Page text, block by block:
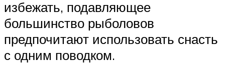
избежать, подавляющее
большинство рыболовов
предпочитают использовать снасть
с одним поводком.